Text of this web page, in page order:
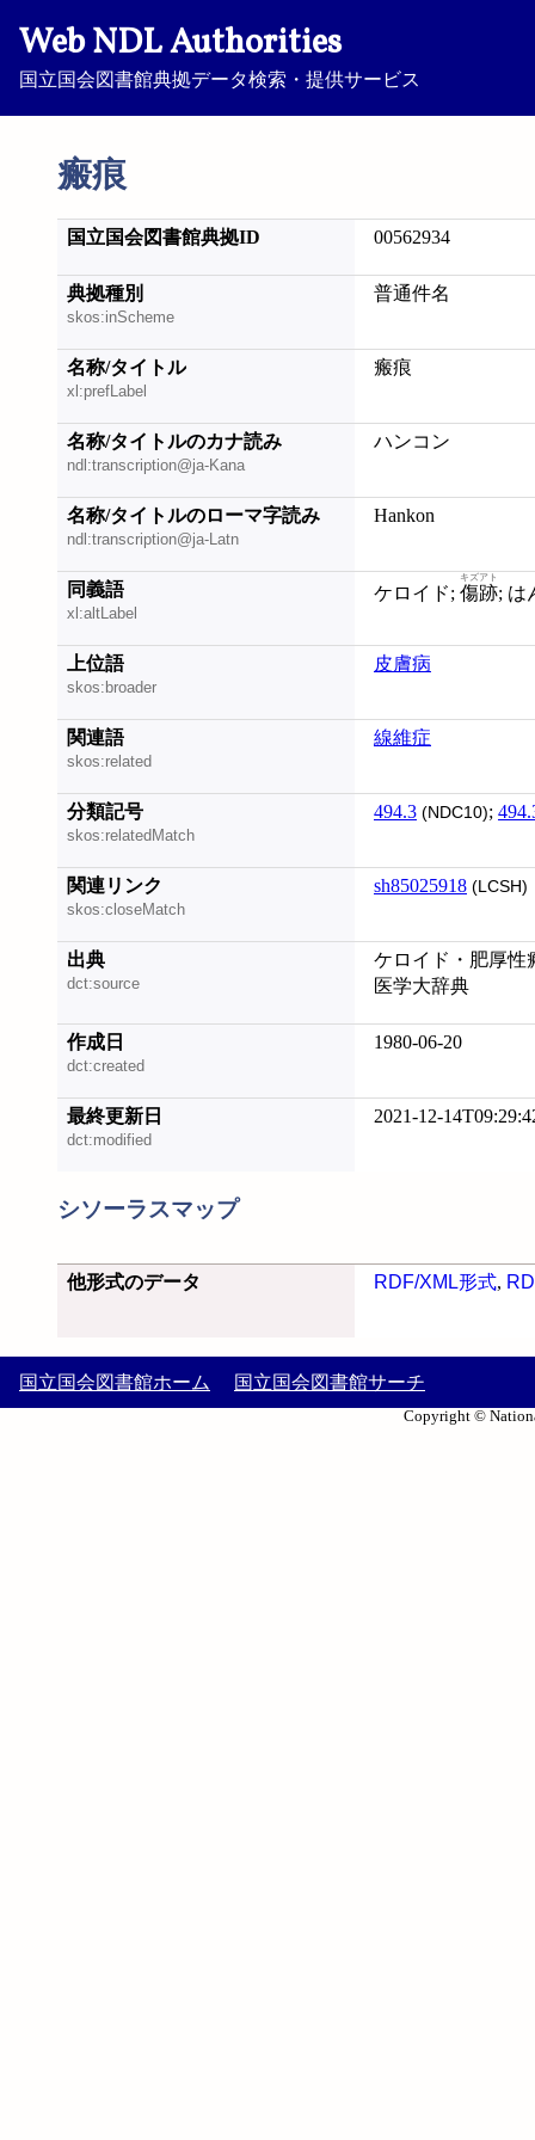
Web NDL Authorities
国立国会図書館典拠データ検索・提供サービス
瘢痕
国立国会図書館典拠ID 00562934
典拠種別
skos:inScheme
普通件名
名称/タイトル
xl:prefLabel
瘢痕
名称/タイトルのカナ読み
ndl:transcription@ja-Kana
ハンコン
名称/タイトルのローマ字読み
ndl:transcription@ja-Latn
Hankon
同義語
xl:altLabel
ケロイド; 傷跡
キズアト
上位語
skos:broader
皮膚病
関連語
skos:related
線維症
分類記号
skos:relatedMatch
494.3 (NDC10);
関連リンク
skos:closeMatch
sh85025918 (LCSH)
出典
dct:source
ケロイド・肥厚性
医学大辞典
作成日
dct:created
1980-06-20
最終更新日
dct:modified
2021-12-
シソーラスマップ
他形式のデータ RDF/XML形式,
国立国会図書館ホーム 国立国会図書館サーチ
Copyright ©